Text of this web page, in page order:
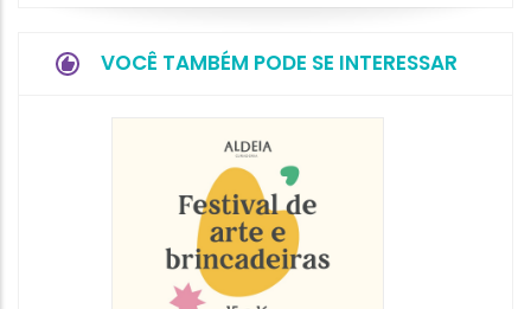
VOCÊ TAMBÉM PODE SE INTERESSAR